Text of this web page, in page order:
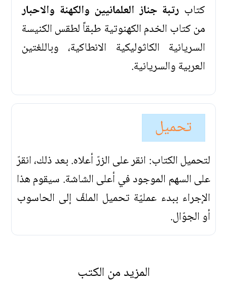
كتاب رتبة جناز العلمانيين والكهنة والاحبار
من كتاب الخدم الكهنوتية طبقاً لطقس الكنيسة
السريانية الكاثوليكية الانطاكية، وباللغتين
العربية والسريانية.
تحميل
لتحميل الكتاب: انقر على الزرّ أعلاه. بعد ذلك، انقرّ
على السهم الموجود في أعلى الشاشة. سيقوم هذا
الإجراء ببدء عمليّة تحميل الملفّ إلى الحاسوب
أو الجوّال.
المزيد من الكتب